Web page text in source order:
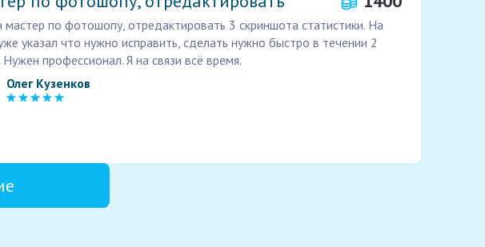
мастер по фотошопу, отредактировать 3 скриншота статистики. На
указал что нужно исправить, сделать нужно быстро в течении 2
Нужен профессионал. Я на связи всё время.
Олег Кузенков